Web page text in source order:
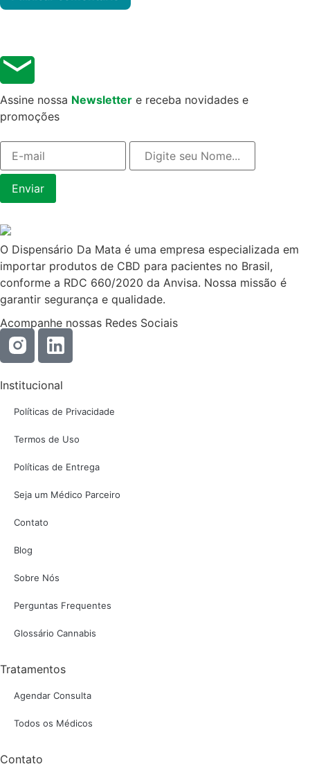
Assine nossa Newsletter e receba novidades e
promoções
O Dispensário Da Mata é uma empresa especializada em
importar produtos de CBD para pacientes no Brasil,
conforme a RDC 660/2020 da Anvisa. Nossa missão é
garantir segurança e qualidade.
Acompanhe nossas Redes Sociais
Institucional
Políticas de Privacidade
Termos de Uso
Políticas de Entrega
Seja um Médico Parceiro
Contato
Blog
Sobre Nós
Perguntas Frequentes
Glossário Cannabis
Tratamentos
Agendar Consulta
Todos os Médicos
Contato